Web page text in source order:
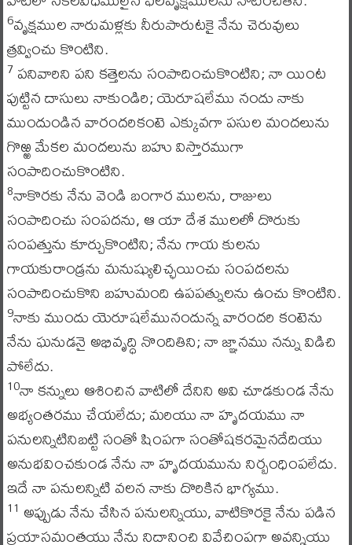
6వృక్షముల నారుమళ్లకు నీరుపారుటకై నేను చెరువులు
త్రవ్వించు కొంటిని.
7పనివారిని పని కత్తెలను సంపాదించుకొంటిని; నా యింట
పుట్టిన దాసులు నాకుండిరి; యెరూషలేము నందు నాకు
ముందుండిన వారందరికంటె ఎక్కువగా పసుల మందలును
గొఱ్ఱ మేకల మందలును బహు విస్తారముగా
సంపాదించుకొంటిని.
8నాకొరకు నేను వెండి బంగార ములను, రాజులు
సంపాదించు సంపదను, ఆ యా దేశ ములలో దొరుకు
సంపత్తును కూర్చుకొంటిని; నేను గాయ కులను
గాయకురాండ్రను మనుష్యులిచ్ఛయించు సంపదలను
సంపాదించుకొని బహుమంది ఉపపత్నులను ఉంచు కొంటిని.
9నాకు ముందు యెరూషలేమునందున్న వారందరి కంటెను
నేను ఘనుడనై అభివృద్ధి నొందితిని; నా జ్ఞానము నన్ను విడిచి
పోలేదు.
10నా కన్నులు ఆశించిన వాటిలో దేనిని అవి చూడకుండ నేను
అభ్యంతరము చేయలేదు; మరియు నా హృదయము నా
పనులన్నిటినిబట్టి సంతో షింపగా సంతోషకరమైనదేదియు
అనుభవించకుండ నేను నా హృదయమును నిర్బంధింపలేదు.
ఇదే నా పనులన్నిటి వలన నాకు దొరికిన భాగ్యము.
11 అప్పుడు నేను చేసిన పనులన్నియు, వాటికొరకై నేను పడిన
ప్రయాసమంతయు నేను నిదానించి వివేచింపగా అవన్నియు